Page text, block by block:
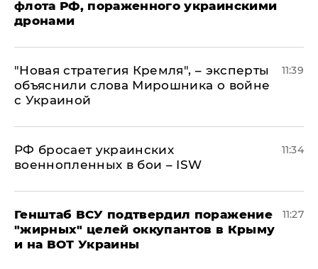
флота РФ, пораженного украинскими
дронами
"Новая стратегия Кремля", – эксперты
объяснили слова Мирошника о войне
с Украиной
11:39
РФ бросает украинских
военнопленных в бои – ISW
11:34
Генштаб ВСУ подтвердил поражение
"жирных" целей оккупантов в Крыму
и на ВОТ Украины
11:27